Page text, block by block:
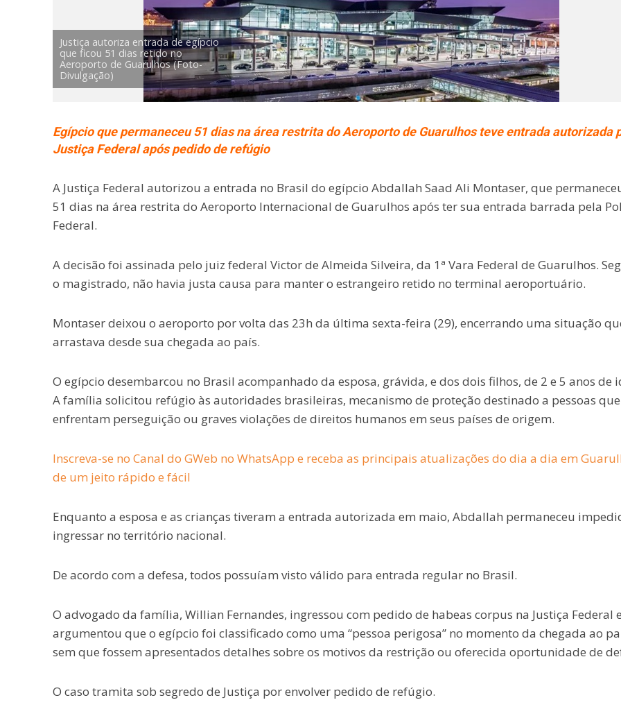
Justiça autoriza entrada de egípcio
que ficou 51 dias retido no
Aeroporto de Guarulhos (Foto-
Divulgação)
Egípcio que permaneceu 51 dias na área restrita do Aeroporto de Guarulhos teve entrada autorizada
Justiça Federal após pedido de refúgio
A Justiça Federal autorizou a entrada no Brasil do egípcio Abdallah Saad Ali Montaser, que
51 dias na área restrita do Aeroporto Internacional de Guarulhos após ter sua entrada barrada pela
Federal.
A decisão foi assinada pelo juiz federal Victor de Almeida Silveira, da 1ª Vara Federal de Guarulhos.
o magistrado, não havia justa causa para manter o estrangeiro retido no terminal aeroportuário.
Montaser deixou o aeroporto por volta das 23h da última sexta-feira (29), encerrando uma situação
arrastava desde sua chegada ao país.
O egípcio desembarcou no Brasil acompanhado da esposa, grávida, e dos dois filhos, de 2 e 5 anos de
A família solicitou refúgio às autoridades brasileiras, mecanismo de proteção destinado a pessoas que
enfrentam perseguição ou graves violações de direitos humanos em seus países de origem.
Inscreva-se no Canal do GWeb no WhatsApp e receba as principais atualizações do dia a dia em
de um jeito rápido e fácil
Enquanto a esposa e as crianças tiveram a entrada autorizada em maio, Abdallah permaneceu
ingressar no território nacional.
De acordo com a defesa, todos possuíam visto válido para entrada regular no Brasil.
O advogado da família, Willian Fernandes, ingressou com pedido de habeas corpus na Justiça Federal
argumentou que o egípcio foi classificado como uma “pessoa perigosa” no momento da chegada ao
sem que fossem apresentados detalhes sobre os motivos da restrição ou oferecida oportunidade de
O caso tramita sob segredo de Justiça por envolver pedido de refúgio.